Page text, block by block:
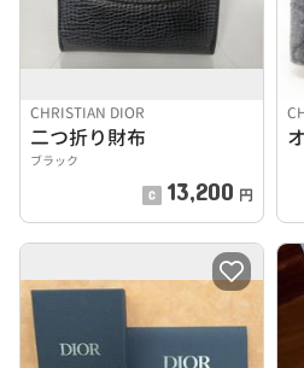
CHRISTIAN DIOR
二つ折り財布
ブラック
13,200 円